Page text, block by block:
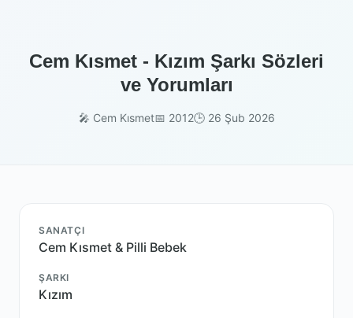
Cem Kısmet - Kızım Şarkı Sözleri
ve Yorumları
🎤 Cem Kısmet📅 2012🕒 26 Şub 2026
SANATÇI
Cem Kısmet & Pilli Bebek
ŞARKI
Kızım